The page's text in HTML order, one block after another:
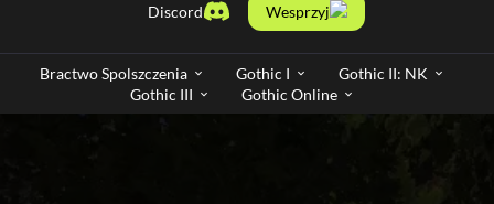
Discord Wesprzyj
Bractwo Spolszczenia Gothic I
Gothic II: NK
Gothic III
Gothic Online